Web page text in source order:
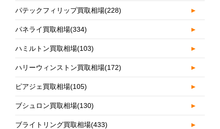
パテックフィリップ買取相場(228) ►
パネライ買取相場(334) ►
ハミルトン買取相場(103) ►
ハリーウィンストン買取相場(172) ►
ピアジェ買取相場(105) ►
ブシュロン買取相場(130) ►
ブライトリング買取相場(433) ►